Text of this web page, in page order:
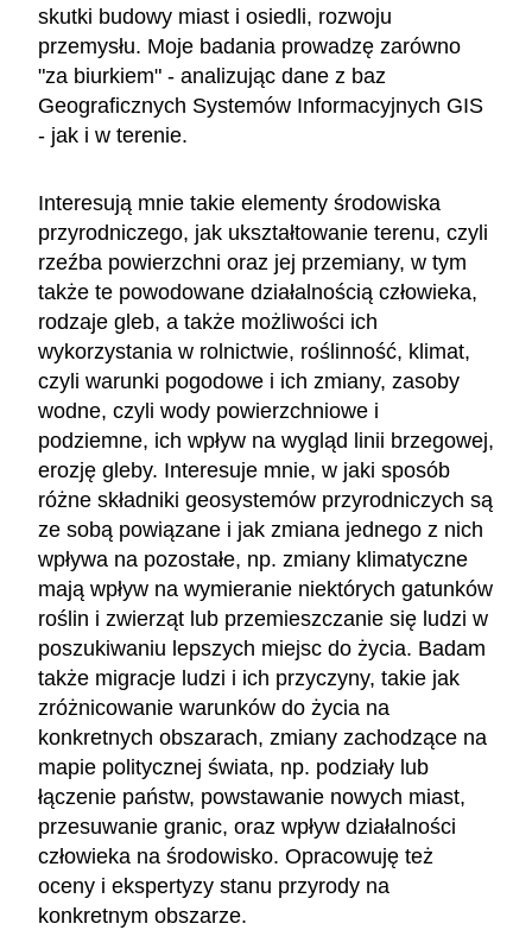
skutki budowy miast i osiedli, rozwoju
przemysłu. Moje badania prowadzę zarówno
"za biurkiem" - analizując dane z baz
Geograficznych Systemów Informacyjnych GIS
- jak i w terenie.
Interesują mnie takie elementy środowiska
przyrodniczego, jak ukształtowanie terenu, czyli
rzeźba powierzchni oraz jej przemiany, w tym
także te powodowane działalnością człowieka,
rodzaje gleb, a także możliwości ich
wykorzystania w rolnictwie, roślinność, klimat,
czyli warunki pogodowe i ich zmiany, zasoby
wodne, czyli wody powierzchniowe i
podziemne, ich wpływ na wygląd linii brzegowej,
erozję gleby. Interesuje mnie, w jaki sposób
różne składniki geosystemów przyrodniczych są
ze sobą powiązane i jak zmiana jednego z nich
wpływa na pozostałe, np. zmiany klimatyczne
mają wpływ na wymieranie niektórych gatunków
roślin i zwierząt lub przemieszczanie się ludzi w
poszukiwaniu lepszych miejsc do życia. Badam
także migracje ludzi i ich przyczyny, takie jak
zróżnicowanie warunków do życia na
konkretnych obszarach, zmiany zachodzące na
mapie politycznej świata, np. podziały lub
łączenie państw, powstawanie nowych miast,
przesuwanie granic, oraz wpływ działalności
człowieka na środowisko. Opracowuję też
oceny i ekspertyzy stanu przyrody na
konkretnym obszarze.